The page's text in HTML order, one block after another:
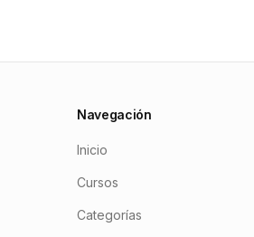
Navegación
Inicio
Cursos
Categorías